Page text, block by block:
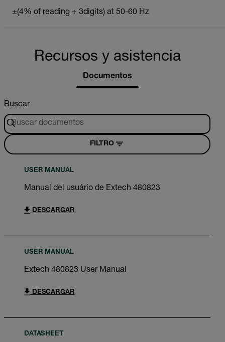
±(4% of reading + 3digits) at 50-60 Hz
Recursos y asistencia
Documentos
Buscar
FILTRO
USER MANUAL
Manual del usuário de Extech 480823
DESCARGAR
USER MANUAL
Extech 480823 User Manual
DESCARGAR
DATASHEET